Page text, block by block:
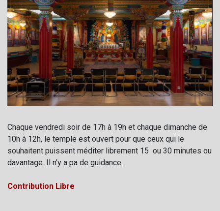
Chaque vendredi soir de 17h à 19h et chaque dimanche de
10h à 12h, le temple est ouvert pour que ceux qui le
souhaitent puissent méditer librement 15 ou 30 minutes ou
davantage. Il n'y a pa de guidance.
Contribution Libre